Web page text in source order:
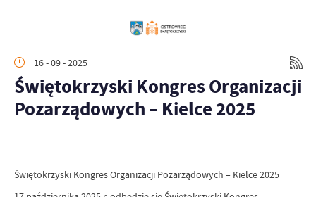
16 - 09 - 2025
Świętokrzyski Kongres Organizacji
Pozarządowych – Kielce 2025
Świętokrzyski Kongres Organizacji Pozarządowych – Kielce 2025